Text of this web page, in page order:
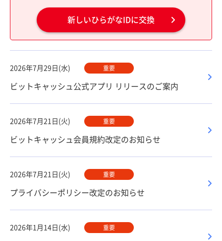
新しいひらがなIDに交換
2026年7月29日(水) 重要
ビットキャッシュ公式アプリ リリースのご案内
2026年7月21日(火) 重要
ビットキャッシュ会員規約改定のお知らせ
2026年7月21日(火) 重要
プライバシーポリシー改定のお知らせ
2026年1月14日(水) 重要